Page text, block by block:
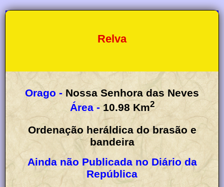
Relva
Orago - Nossa Senhora das Neves
Área - 10.98 Km2
Ordenação heráldica do brasão e
bandeira
Ainda não Publicada no Diário da
República